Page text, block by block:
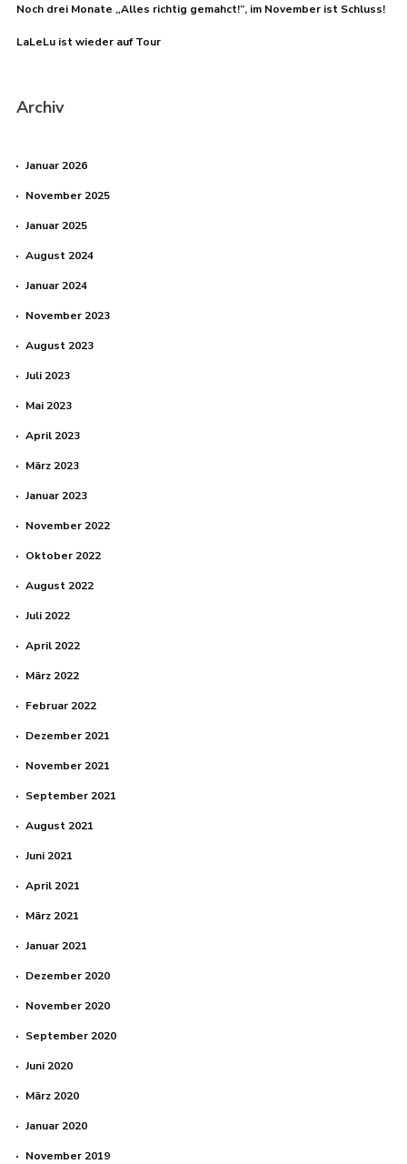
Noch drei Monate „Alles richtig gemahct!“, im November ist Schluss!
LaLeLu ist wieder auf Tour
Archiv
Januar 2026
November 2025
Januar 2025
August 2024
Januar 2024
November 2023
August 2023
Juli 2023
Mai 2023
April 2023
März 2023
Januar 2023
November 2022
Oktober 2022
August 2022
Juli 2022
April 2022
März 2022
Februar 2022
Dezember 2021
November 2021
September 2021
August 2021
Juni 2021
April 2021
März 2021
Januar 2021
Dezember 2020
November 2020
September 2020
Juni 2020
März 2020
Januar 2020
November 2019